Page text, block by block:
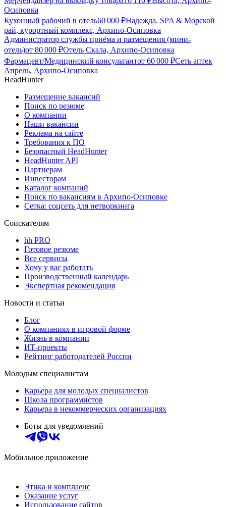
Осиповка
Кухонный рабочий в отель60 000 ₽Надежда. SPA & Морской
рай, курортный комплекс, Архипо-Осиповка
Администратор службы приёма и размещения (мини-
отель)от 80 000 ₽Отель Скала, Архипо-Осиповка
Фармацевт/Медицинский консультантот 60 000 ₽Сеть аптек
Апрель, Архипо-Осиповка
HeadHunter
Размещение вакансий
Поиск по резюме
О компании
Наши вакансии
Реклама на сайте
Требования к ПО
Безопасный HeadHunter
HeadHunter API
Партнерам
Инвесторам
Каталог компаний
Поиск по вакансиям в Архипо-Осиповке
Сетка: соцсеть для нетворкинга
Соискателям
hh PRO
Готовое резюме
Все сервисы
Хочу у вас работать
Производственный календарь
Экспертная рекомендация
Новости и статьи
Блог
О компаниях в игровой форме
Жизнь в компании
ИТ-проекты
Рейтинг работодателей России
Молодым специалистам
Карьера для молодых специалистов
Школа программистов
Карьера в некоммерческих организациях
Боты для уведомлений
Мобильное приложение
Этика и комплаенс
Оказание услуг
Использование сайтов